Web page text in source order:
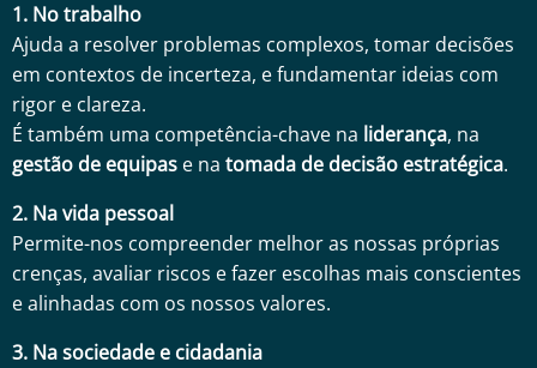
1. No trabalho
Ajuda a resolver problemas complexos, tomar decisões
em contextos de incerteza, e fundamentar ideias com
rigor e clareza.
É também uma competência-chave na liderança, na
gestão de equipas e na tomada de decisão estratégica.
2. Na vida pessoal
Permite-nos compreender melhor as nossas próprias
crenças, avaliar riscos e fazer escolhas mais conscientes
e alinhadas com os nossos valores.
3. Na sociedade e cidadania